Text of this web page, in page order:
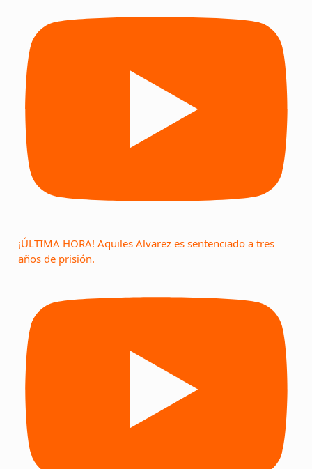
¡ÚLTIMA HORA! Aquiles Alvarez es sentenciado a tres
años de prisión.